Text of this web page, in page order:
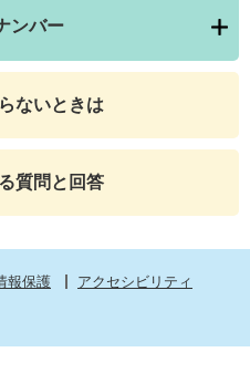
ンバー
ないときは
質問と回答
報保護
アクセシビリティ